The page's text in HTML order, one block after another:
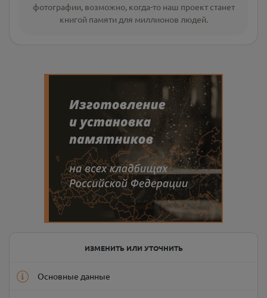
фотографии, возможно, когда-то наш проект станет
книгой памяти для миллионов людей.
ИЗМЕНИТЬ ИЛИ УТОЧНИТЬ
Основные данные